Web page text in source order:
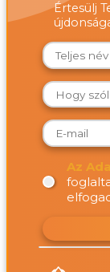
Értesülj
Az